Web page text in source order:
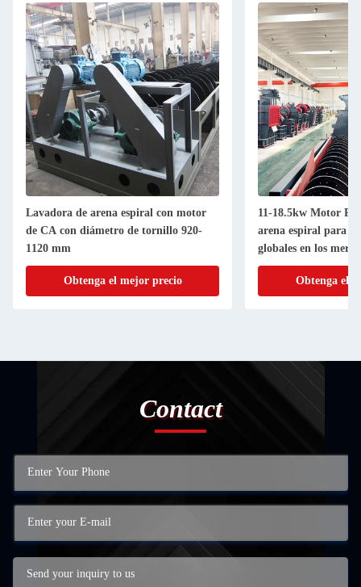
Lavadora de arena espiral con motor
de CA con diámetro de tornillo 920-
1120 mm
Obtenga el mejor precio
11-18.5kw Motor
arena espiral para
globales en los
Global
Obtenga el
Contact